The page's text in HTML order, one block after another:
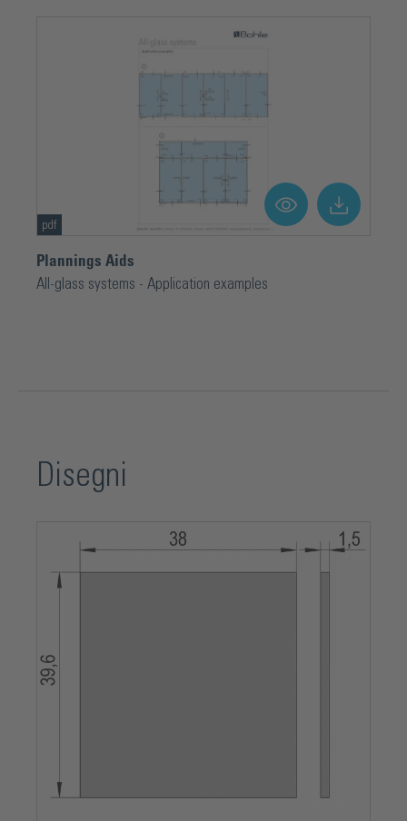
pdf
Plannings Aids
All-glass systems - Application examples
Disegni